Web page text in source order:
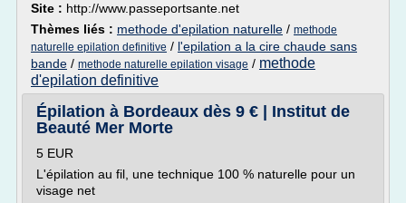
Site : http://www.passeportsante.net
Thèmes liés : methode d'epilation naturelle / methode
naturelle epilation definitive / l'epilation a la cire chaude sans
bande / methode naturelle epilation visage / methode
d'epilation definitive
Épilation à Bordeaux dès 9 € | Institut de
Beauté Mer Morte
5 EUR
L'épilation au fil, une technique 100 % naturelle pour un
visage net